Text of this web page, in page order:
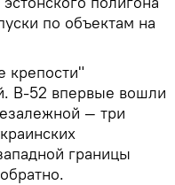
по объектам на
крепости"
B-52 впервые вошли
— три
границы